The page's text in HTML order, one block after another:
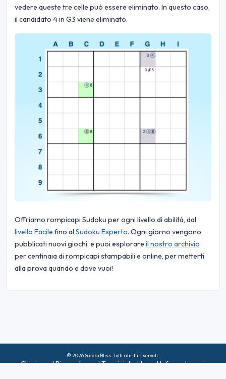
vedere queste tre celle può essere eliminato. In questo caso,
il candidato 4 in G3 viene eliminato.
Offriamo rompicapi Sudoku per ogni livello di abilità, dal
livello Facile fino al Sudoku Esperto. Ogni giorno vengono
pubblicati nuovi giochi, e puoi esplorare il nostro archivio
per centinaia di rompicapi stampabili e online, per metterti
alla prova quando e dove vuoi!
© 2026 Sudoku Bliss. Tutti i diritti riservati.
Chi siamo|Riservatezza|Termini di utilizzo|Informativa sui